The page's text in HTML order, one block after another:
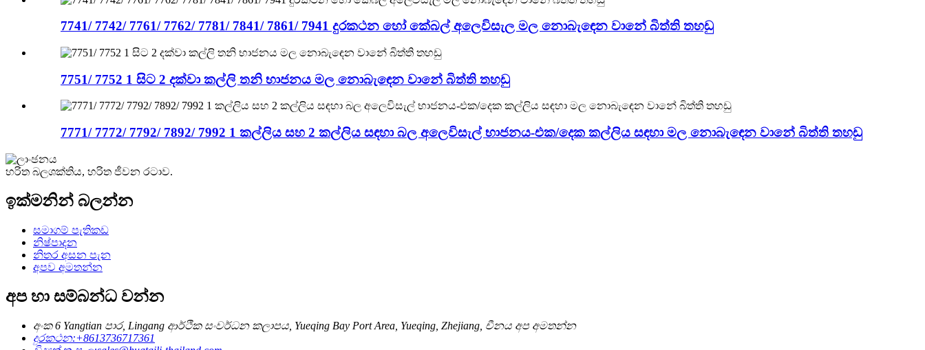
7741/ 7742/ 7761/ 7762/ 7781/ 7841/ 7861/ 7941 දුරකථන හෝ කේබල් අලෙවිසැල මල නොබැඳෙන වානේ බිත්ති තහඩු
7751/ 7752 1 සිට 2 දක්වා කල්ලි තනි භාජනය මල නොබැඳෙන වානේ බිත්ති තහඩු
7771/ 7772/ 7792/ 7892/ 7992 1 කල්ලිය සහ 2 කල්ලිය සඳහා බල අලෙවිසැල් භාජනය-එක/දෙක කල්ලිය සඳහා මල නොබැඳෙන වානේ බිත්ති තහඩු
හරිත බලශක්තිය, හරිත ජීවන රටාව.
ඉක්මනින් බලන්න
සමාගම් පැතිකඩ
නිෂ්පාදන
නිතර අසන පැන
අපව අමතන්න
අප හා සම්බන්ධ වන්න
අංක 6 Yangtian පාර, Lingang ආර්ථික සංවර්ධන කලාපය, Yueqing Bay Port Area, Yueqing, Zhejiang, චීනය අප අමතන්න
දුරකථන:+8613736717361